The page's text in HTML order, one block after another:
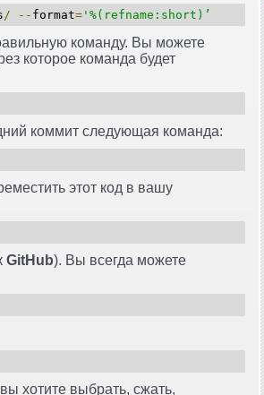
/ -- format= '%(refname:short)’
команду. Вы можете
которое команда будет
коммит следующая команда:
этот код в вашу
GitHub). Вы всегда можете
хотите выбрать, сжать,